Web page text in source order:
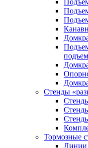
Стенды
Тормозные
Линии